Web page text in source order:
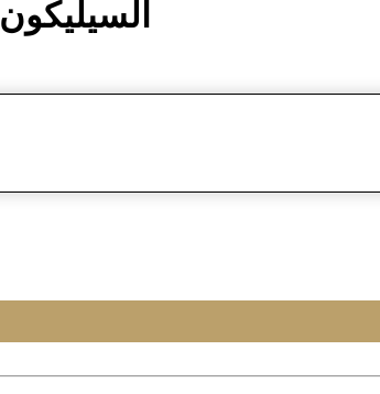
ساعة معصم تیمبرلند TIMBERLAND السيليكون